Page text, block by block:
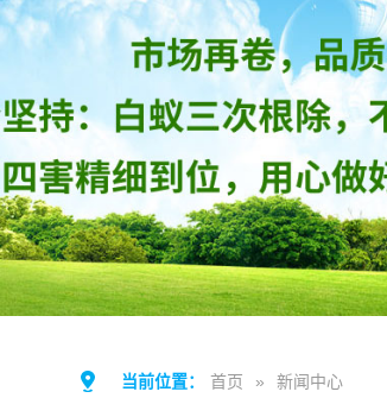
当前位置： 首页 » 新闻中心